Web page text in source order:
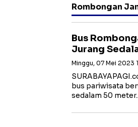
Rombongan
Bus
Jurang
Minggu, 07 Mei 2023
bus pariwisata
sedalam 50